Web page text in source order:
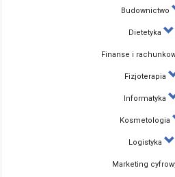
Budownictwo
Dietetyka
Finanse i
Fizjoterapia
Informatyka
Kosmetologia
Logistyka
Marketing